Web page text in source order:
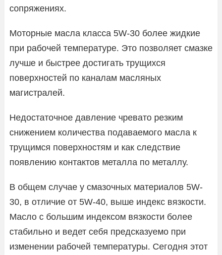
сопряжениях.
Моторные масла класса 5W-30 более жидкие
при рабочей температуре. Это позволяет смазке
лучше и быстрее достигать трущихся
поверхностей по каналам масляных
магистралей.
Недостаточное давление чревато резким
снижением количества подаваемого масла к
трущимся поверхностям и как следствие
появлению контактов металла по металлу.
В общем случае у смазочных материалов 5W-
30, в отличие от 5W-40, выше индекс вязкости.
Масло с большим индексом вязкости более
стабильно и ведет себя предсказуемо при
изменении рабочей температуры. Сегодня этот